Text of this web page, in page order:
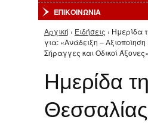
ΕΠΙΚΟΙΝΩΝΙΑ
Είστε εδώ
Αρχική › Ειδήσεις › Ημερίδα
για: «Ανάδειξη –
Σήραγγες και Οδικοί
Ημερίδα
Θεσσαλίας